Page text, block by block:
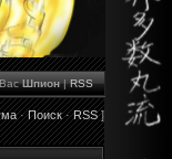
Шпион|RSS
·Поиск·RSS]